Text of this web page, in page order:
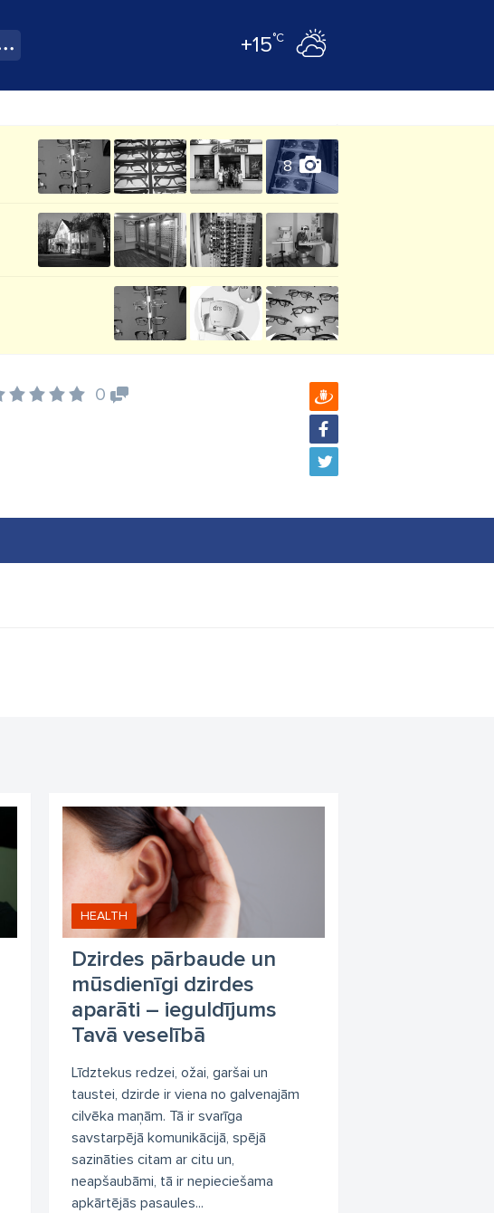
+15°C
8
0
Dzirdes pārbaude un
mūsdienīgi dzirdes
aparāti – ieguldījums
Tavā veselībā
HEALTH
Līdztekus redzei, ožai, garšai un
taustei, dzirde ir viena no galvenajām
cilvēka maņām. Tā ir svarīga
savstarpējā komunikācijā, spējā
sazināties citam ar citu un,
neapšaubāmi, tā ir nepieciešama
apkārtējās pasaules...